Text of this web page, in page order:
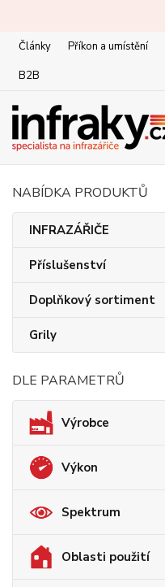
Články Příkon a umístění
B2B
NABÍDKA PRODUKTŮ
INFRAZÁŘIČE
Příslušenství
Doplňkový sortiment
Grily
DLE PARAMETRŮ
Výrobce
Výkon
Spektrum
Oblasti použití